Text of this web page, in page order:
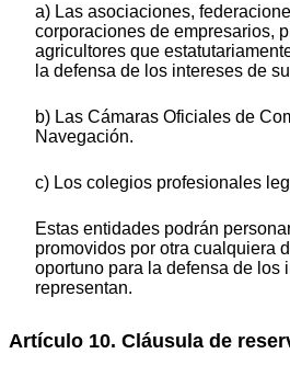
a) Las asociaciones,
corporaciones de empresarios,
agricultores que
la defensa de los intereses de
b) Las Cámaras Oficiales de
Navegación.
c) Los colegios profesionales
Estas entidades podrán
promovidos por otra cualquiera
oportuno para la defensa de los
representan.
Artículo 10. Cláusula de